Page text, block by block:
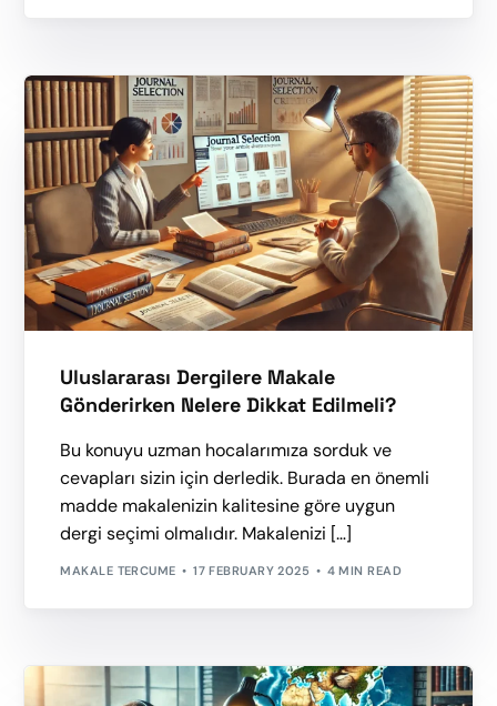
Uluslararası Dergilere Makale
Gönderirken Nelere Dikkat Edilmeli?
Bu konuyu uzman hocalarımıza sorduk ve
cevapları sizin için derledik. Burada en önemli
madde makalenizin kalitesine göre uygun
dergi seçimi olmalıdır. Makalenizi […]
MAKALE TERCUME 17 FEBRUARY 2025 4 MIN READ